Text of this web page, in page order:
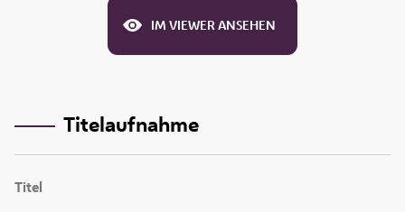
IM VIEWER ANSEHEN
Titelaufnahme
Titel